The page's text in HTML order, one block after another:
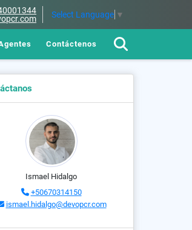
Select Language ▼
Contáctenos
Ismael Hidalgo
+50670314150
ismael.hidalgo@devopcr.com